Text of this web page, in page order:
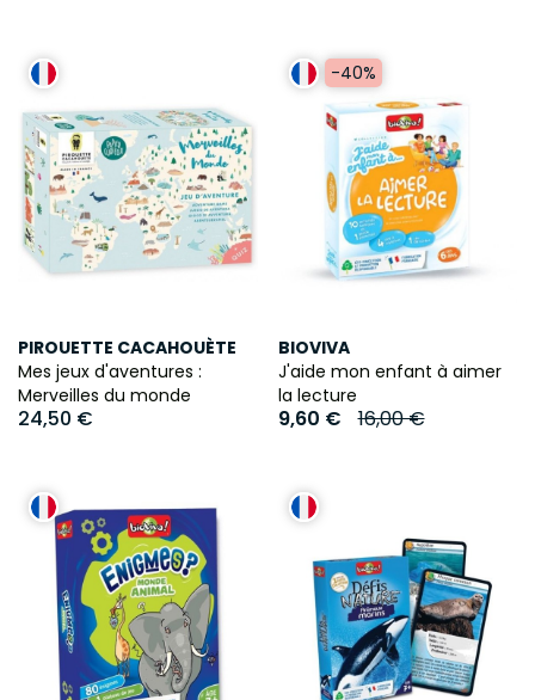
PIROUETTE CACAHOUÈTE
Mes jeux d'aventures :
Merveilles du monde
24,50 €
-40%
BIOVIVA
J'aide mon enfant à aimer
la lecture
9,60 € 16,00 €